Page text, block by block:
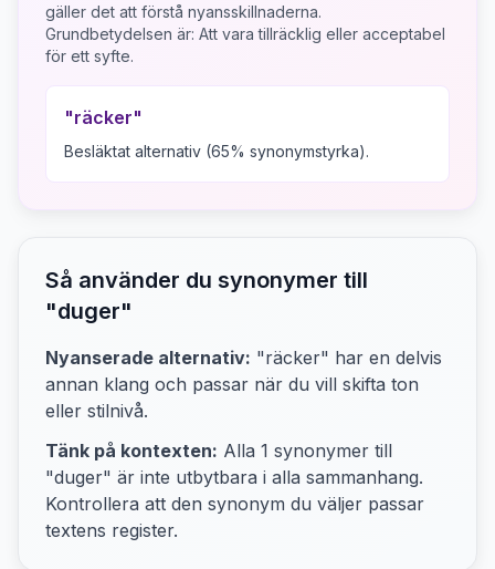
gäller det att förstå nyansskillnaderna.
Grundbetydelsen är: Att vara tillräcklig eller acceptabel
för ett syfte.
"räcker"
Besläktat alternativ (65% synonymstyrka).
Så använder du synonymer till
"duger"
Nyanserade alternativ: "räcker" har en delvis
annan klang och passar när du vill skifta ton
eller stilnivå.
Tänk på kontexten: Alla 1 synonymer till
"duger" är inte utbytbara i alla sammanhang.
Kontrollera att den synonym du väljer passar
textens register.